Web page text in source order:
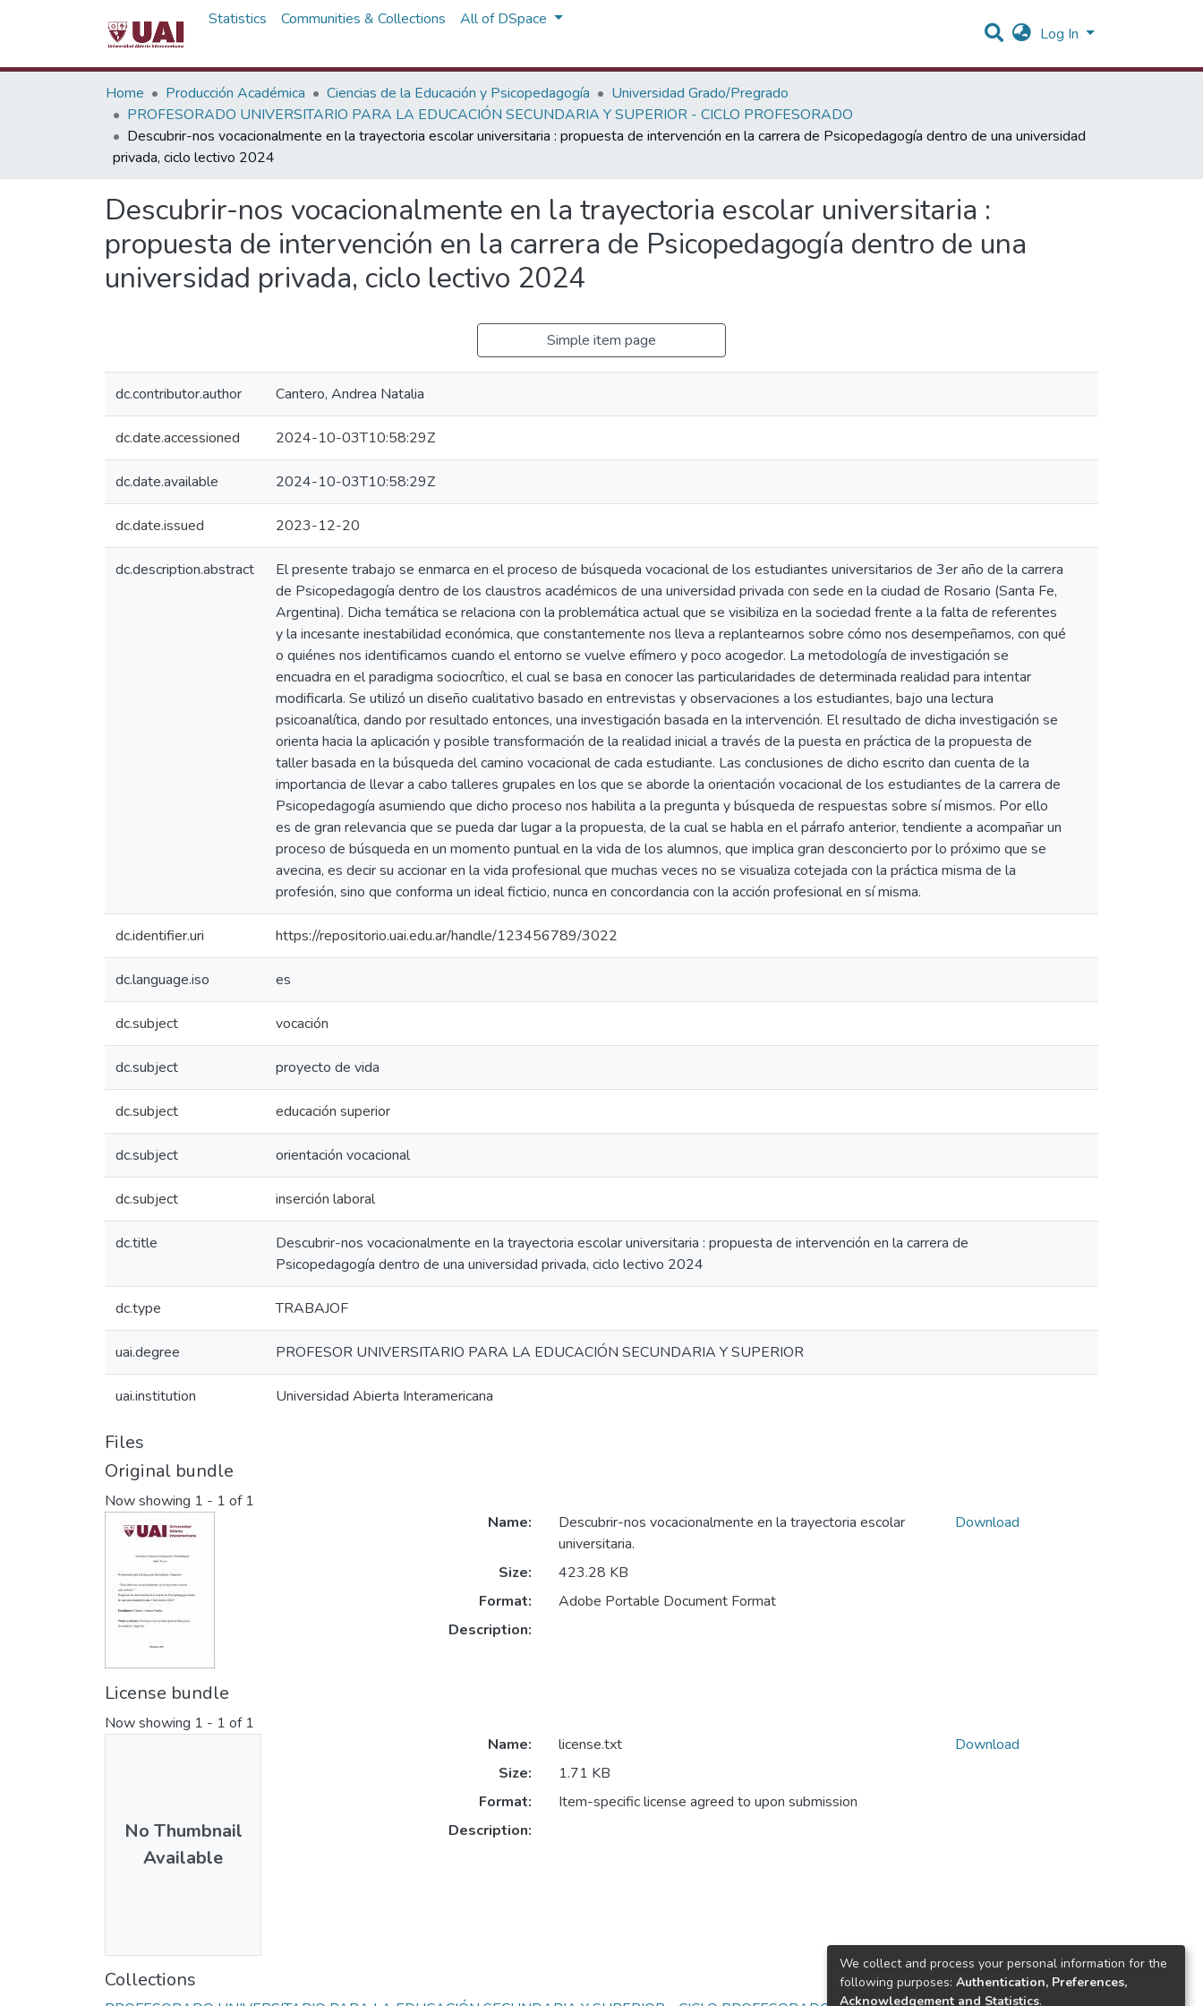
Statistics Communities & Collections All of DSpace
Log In
Home Producción Académica Ciencias de la Educación y Psicopedagogía
Universidad Grado/Pregrado
PROFESORADO UNIVERSITARIO PARA LA EDUCACIÓN SECUNDARIA Y SUPERIOR - CICLO PROFESORADO
Descubrir-nos vocacionalmente en la trayectoria escolar universitaria : propuesta de intervención en la carrera de Psicopedagogía dentro de una universidad
privada, ciclo lectivo 2024
Descubrir-nos vocacionalmente en la trayectoria escolar universitaria :
propuesta de intervención en la carrera de Psicopedagogía dentro de una
universidad privada, ciclo lectivo 2024
Simple item page
dc.contributor.author Cantero, Andrea Natalia
dc.date.accessioned 2024-10-03T10:58:29Z
dc.date.available 2024-10-03T10:58:29Z
dc.date.issued 2023-12-20
dc.description.abstract
El presente trabajo se enmarca en el proceso de búsqueda vocacional de los estudiantes universitarios de 3er año de la carrera
de Psicopedagogía dentro de los claustros académicos de una universidad privada con sede en la ciudad de Rosario (Santa Fe,
Argentina). Dicha temática se relaciona con la problemática actual que se visibiliza en la sociedad frente a la falta de referentes
y la incesante inestabilidad económica, que constantemente nos lleva a replantearnos sobre cómo nos desempeñamos, con qué
o quiénes nos identificamos cuando el entorno se vuelve efímero y poco acogedor. La metodología de investigación se
encuadra en el paradigma sociocrítico, el cual se basa en conocer las particularidades de determinada realidad para intentar
modificarla. Se utilizó un diseño cualitativo basado en entrevistas y observaciones a los estudiantes, bajo una lectura
psicoanalítica, dando por resultado entonces, una investigación basada en la intervención. El resultado de dicha investigación se
orienta hacia la aplicación y posible transformación de la realidad inicial a través de la puesta en práctica de la propuesta de
taller basada en la búsqueda del camino vocacional de cada estudiante. Las conclusiones de dicho escrito dan cuenta de la
importancia de llevar a cabo talleres grupales en los que se aborde la orientación vocacional de los estudiantes de la carrera de
Psicopedagogía asumiendo que dicho proceso nos habilita a la pregunta y búsqueda de respuestas sobre sí mismos. Por ello
es de gran relevancia que se pueda dar lugar a la propuesta, de la cual se habla en el párrafo anterior, tendiente a acompañar un
proceso de búsqueda en un momento puntual en la vida de los alumnos, que implica gran desconcierto por lo próximo que se
avecina, es decir su accionar en la vida profesional que muchas veces no se visualiza cotejada con la práctica misma de la
profesión, sino que conforma un ideal ficticio, nunca en concordancia con la acción profesional en sí misma.
dc.identifier.uri https://repositorio.uai.edu.ar/handle/123456789/3022
dc.language.iso es
dc.subject vocación
dc.subject proyecto de vida
dc.subject educación superior
dc.subject orientación vocacional
dc.subject inserción laboral
dc.title
Descubrir-nos vocacionalmente en la trayectoria escolar universitaria : propuesta de intervención en la carrera de
Psicopedagogía dentro de una universidad privada, ciclo lectivo 2024
dc.type TRABAJOF
uai.degree PROFESOR UNIVERSITARIO PARA LA EDUCACIÓN SECUNDARIA Y SUPERIOR
uai.institution Universidad Abierta Interamericana
Files
Original bundle
Now showing 1 - 1 of 1
Name:
Descubrir-nos vocacionalmente en la trayectoria escolar
universitaria.
Size:
423.28 KB
Format:
Adobe Portable Document Format
Description:
Download
License bundle
Now showing 1 - 1 of 1
No Thumbnail
Available
Name:
license.txt
Size:
1.71 KB
Format:
Item-specific license agreed to upon submission
Description:
Download
Collections
We collect and process your personal information for the
following purposes: Authentication, Preferences,
Acknowledgement and Statistics.